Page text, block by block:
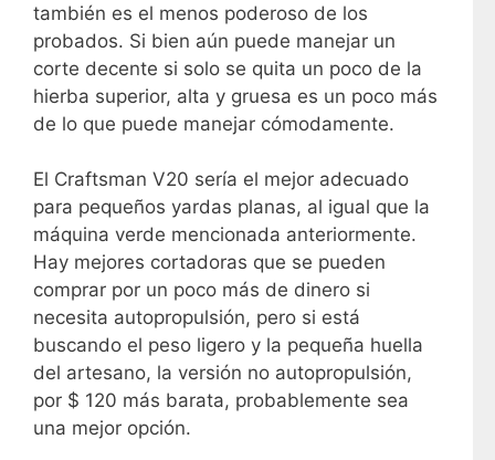
también es el menos poderoso de los
probados. Si bien aún puede manejar un
corte decente si solo se quita un poco de la
hierba superior, alta y gruesa es un poco más
de lo que puede manejar cómodamente.
El Craftsman V20 sería el mejor adecuado
para pequeños yardas planas, al igual que la
máquina verde mencionada anteriormente.
Hay mejores cortadoras que se pueden
comprar por un poco más de dinero si
necesita autopropulsión, pero si está
buscando el peso ligero y la pequeña huella
del artesano, la versión no autopropulsión,
por $ 120 más barata, probablemente sea
una mejor opción.